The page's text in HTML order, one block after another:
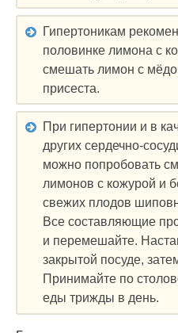
Гипертоникам
половинке лимона с
смешать лимон с
присеста.
При гипертонии и в
других сердечно-
можно попробовать
лимонов с кожурой и
свежих плодов
Все составляющие
и перемешайте.
закрытой посуде,
Принимайте по
еды трижды в день.